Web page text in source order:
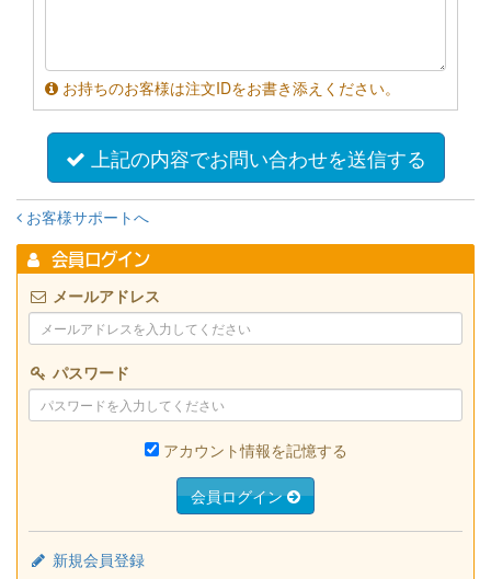
お持ちのお客様は注文IDをお書き添えください。
上記の内容でお問い合わせを送信する
お客様サポートへ
会員ログイン
メールアドレス
パスワード
アカウント情報を記憶する
会員ログイン
新規会員登録